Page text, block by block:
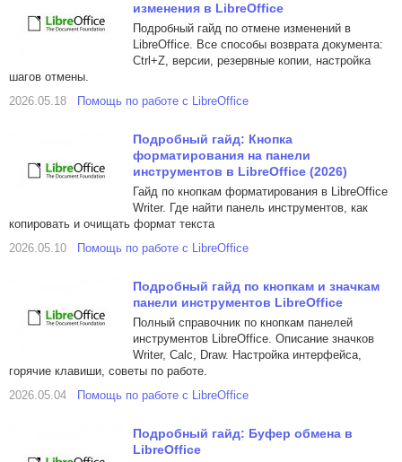
изменения в LibreOffice
Подробный гайд по отмене изменений в
LibreOffice. Все способы возврата документа:
Ctrl+Z, версии, резервные копии, настройка
шагов отмены.
2026.05.18
Помощь по работе с LibreOffice
Подробный гайд: Кнопка
форматирования на панели
инструментов в LibreOffice (2026)
Гайд по кнопкам форматирования в LibreOffice
Writer. Где найти панель инструментов, как
копировать и очищать формат текста
2026.05.10
Помощь по работе с LibreOffice
Подробный гайд по кнопкам и значкам
панели инструментов LibreOffice
Полный справочник по кнопкам панелей
инструментов LibreOffice. Описание значков
Writer, Calc, Draw. Настройка интерфейса,
горячие клавиши, советы по работе.
2026.05.04
Помощь по работе с LibreOffice
Подробный гайд: Буфер обмена в
LibreOffice